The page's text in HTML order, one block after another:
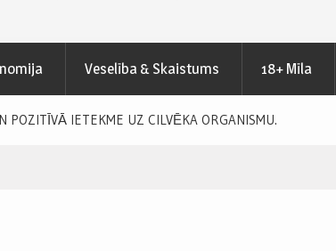
Veselība & Skaistums 18+ Mīla
POZITĪVĀ IETEKME UZ CILVĒKA ORGANISMU.